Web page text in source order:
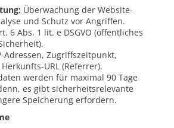
Überwachung der Website-
und Schutz vor Angriffen.
6 Abs. 1 lit. e DSGVO (öffentliches
Adressen, Zugriffszeitpunkt,
URL (Referrer).
werden für maximal 90 Tage
es gibt sicherheitsrelevante
Speicherung erfordern.